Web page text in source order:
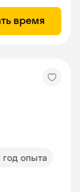
время
год опыта